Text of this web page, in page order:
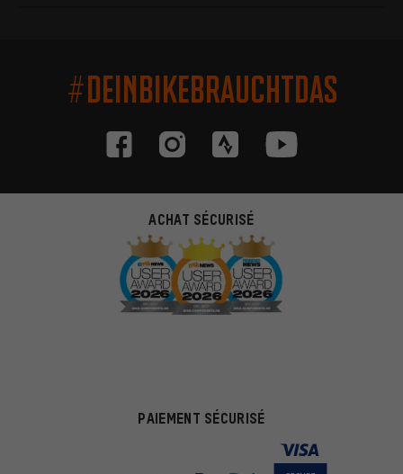
#DEINBIKEBRAUCHTDAS
ACHAT SÉCURISÉ
PAIEMENT SÉCURISÉ